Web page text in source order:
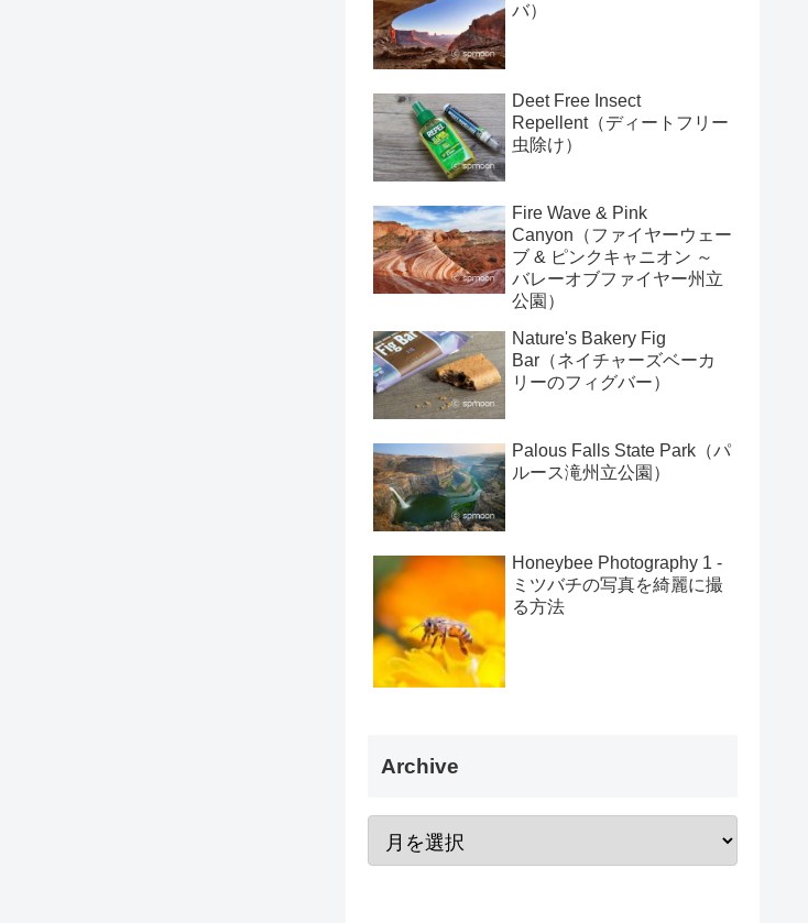
バ）
Deet Free Insect
Repellent（ディートフリー
虫除け）
Fire Wave & Pink
Canyon（ファイヤーウェー
ブ & ピンクキャニオン ～
バレーオブファイヤー州立
公園）
Nature's Bakery Fig
Bar（ネイチャーズベーカ
リーのフィグバー）
Palous Falls State Park（パ
ルース滝州立公園）
Honeybee Photography 1 -
ミツバチの写真を綺麗に撮
る方法
Archive